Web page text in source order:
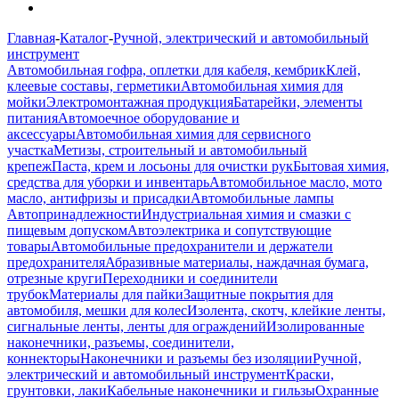
Главная-Каталог-Ручной, электрический и автомобильный
инструмент
Автомобильная гофра, оплетки для кабеля, кембрикКлей,
клеевые составы, герметикиАвтомобильная химия для
мойкиЭлектромонтажная продукцияБатарейки, элементы
питанияАвтомоечное оборудование и
аксессуарыАвтомобильная химия для сервисного
участкаМетизы, строительный и автомобильный
крепежПаста, крем и лосьоны для очистки рукБытовая химия,
средства для уборки и инвентарьАвтомобильное масло, мото
масло, антифризы и присадкиАвтомобильные лампы
АвтопринадлежностиИндустриальная химия и смазки с
пищевым допускомАвтоэлектрика и сопутствующие
товарыАвтомобильные предохранители и держатели
предохранителяАбразивные материалы, наждачная бумага,
отрезные кругиПереходники и соединители
трубокМатериалы для пайкиЗащитные покрытия для
автомобиля, мешки для колесИзолента, скотч, клейкие ленты,
сигнальные ленты, ленты для огражденийИзолированные
наконечники, разъемы, соединители,
коннекторыНаконечники и разъемы без изоляцииРучной,
электрический и автомобильный инструментКраски,
грунтовки, лакиКабельные наконечники и гильзыОхранные